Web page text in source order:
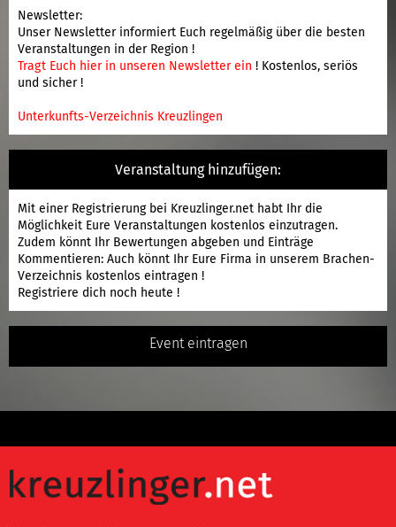
Newsletter:
Unser Newsletter informiert Euch regelmäßig über die besten
Veranstaltungen in der Region !
Tragt Euch hier in unseren Newsletter ein ! Kostenlos, seriös
und sicher !
Unterkunfts-Verzeichnis Kreuzlingen
Veranstaltung hinzufügen:
Mit einer Registrierungbei Kreuzlinger.net habt Ihr die
Möglichkeit Eure Veranstaltungen kostenlos einzutragen.
Zudem könnt Ihr Bewertungen abgeben und Einträge
Kommentieren: Auch könnt Ihr Eure Firma in unserem Brachen-
Verzeichnis kostenlos eintragen !
Registriere dich noch heute !
Event eintragen